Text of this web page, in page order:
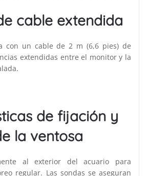
cable extendida
con un cable de 2 m (6,6 pies) de
extendidas entre el monitor y la
de fijación y
la ventosa
al exterior del acuario para
regular. Las sondas se aseguran